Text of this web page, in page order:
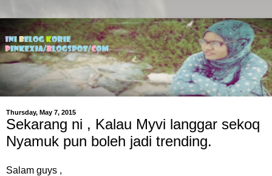
Thursday, May 7, 2015
Sekarang ni , Kalau Myvi langgar sekoq
Nyamuk pun boleh jadi trending.
Salam guys ,